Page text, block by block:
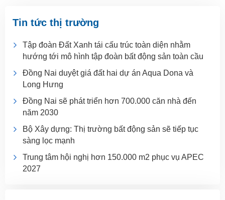
Tin tức thị trường
Tập đoàn Đất Xanh tái cấu trúc toàn diện nhằm
hướng tới mô hình tập đoàn bất động sản toàn cầu
Đồng Nai duyệt giá đất hai dự án Aqua Dona và
Long Hưng
Đồng Nai sẽ phát triển hơn 700.000 căn nhà đến
năm 2030
Bộ Xây dựng: Thị trường bất động sản sẽ tiếp tục
sàng lọc mạnh
Trung tâm hội nghị hơn 150.000 m2 phục vụ APEC
2027